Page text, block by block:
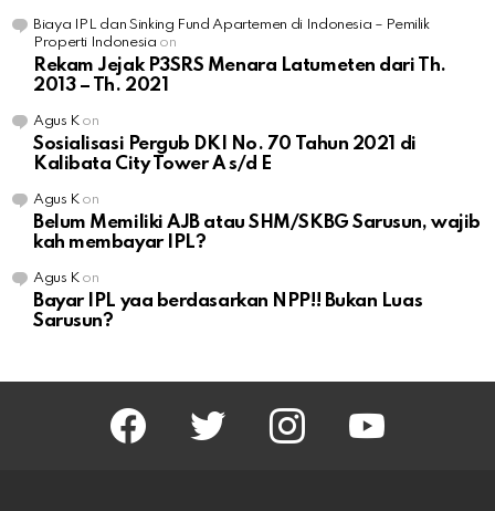
Biaya IPL dan Sinking Fund Apartemen di Indonesia – Pemilik
Properti Indonesia on
Rekam Jejak P3SRS Menara Latumeten dari Th.
2013 – Th. 2021
Agus Kon
Sosialisasi Pergub DKI No. 70 Tahun 2021 di
Kalibata City Tower A s/d E
Agus Kon
Belum Memiliki AJB atau SHM/SKBG Sarusun, wajib
kah membayar IPL?
Agus Kon
Bayar IPL yaa berdasarkan NPP!! Bukan Luas
Sarusun?
facebook twitter instagram